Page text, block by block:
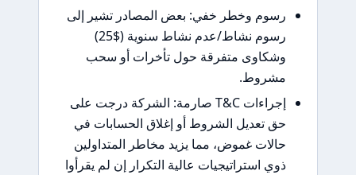
رسوم وخطر خفي: بعض المصادر تشير إلى
رسوم نشاط/عدم نشاط سنوية ($25)
وشكاوى متفرقة حول تأخرات أو سحب
مشروط.
إجراءات T&C صارمة: الشركة درجت على
حق تعديل الشروط أو إغلاق الحسابات في
حالات غموض، مما يزيد مخاطر المتداولين
ذوي استراتيجيات عالية التكرار إن لم يقرأوا